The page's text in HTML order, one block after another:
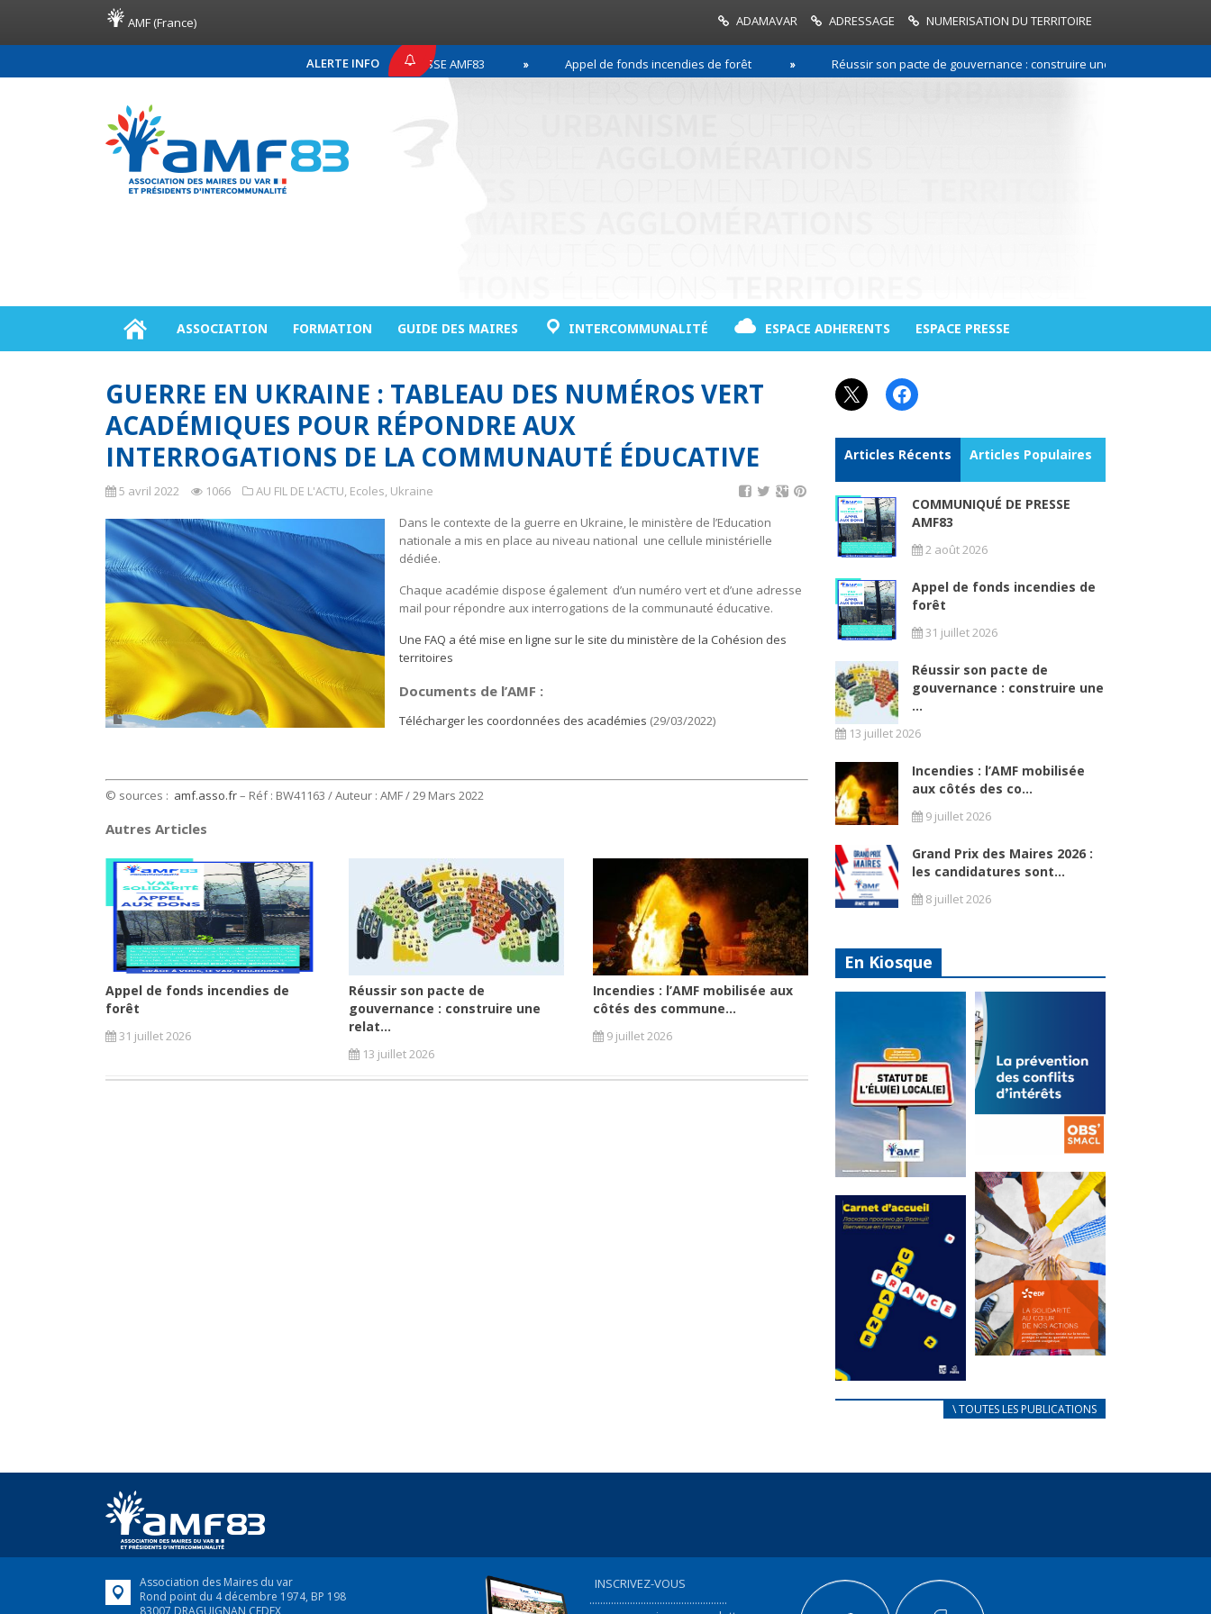
AMF (France) ADAMAVAR ADRESSAGE NUMERISATION DU TERRITOIRE
ALERTE INFO
COMMUNIQUÉ DE PRESSE AMF83 Appel de fonds incendies de forêt Réussir son pacte de gouvernance : construire une relation de
ASSOCIATION FORMATION GUIDE DES MAIRES INTERCOMMUNALITÉ ESPACE ADHERENTS ESPACE PRESSE
GUERRE EN UKRAINE : TABLEAU DES NUMÉROS VERT
ACADÉMIQUES POUR RÉPONDRE AUX
INTERROGATIONS DE LA COMMUNAUTÉ ÉDUCATIVE
5 avril 2022 1066 AU FIL DE L'ACTU, Ecoles, Ukraine
Dans le contexte de la guerre en Ukraine, le ministère de l’Education
nationale a mis en place au niveau national une cellule ministérielle
dédiée.
Chaque académie dispose également d’un numéro vert et d’une adresse
mail pour répondre aux interrogations de la communauté éducative.
Une FAQ a été mise en ligne sur le site du ministère de la Cohésion des
territoires
Documents de l’AMF :
Télécharger les coordonnées des académies (29/03/2022)
© sources : amf.asso.fr– Réf : BW41163 / Auteur : AMF / 29 Mars 2022
Autres Articles
Appel de fonds incendies de
forêt
31 juillet 2026
Réussir son pacte de
gouvernance : construire une
relat...
13 juillet 2026
Incendies : l’AMF mobilisée aux
côtés des commune...
9 juillet 2026
X Facebook
Articles Récents Articles Populaires
COMMUNIQUÉ DE PRESSE
AMF83
2 août 2026
Appel de fonds incendies de
forêt
31 juillet 2026
Réussir son pacte de
gouvernance : construire une
...
13 juillet 2026
Incendies : l’AMF mobilisée
aux côtés des co...
9 juillet 2026
Grand Prix des Maires 2026 :
les candidatures sont...
8 juillet 2026
En Kiosque
Statut de
l’élu local
Mise à jour avril
2024
FEUILLETER
La
prévention
des conflits
d’intérêts
18 septembre 2023
FEUILLETER
au coeur de
nos actions
en France,...
FEUILLETER
\ TOUTES LES PUBLICATIONS
Association des Maires du var
Rond point du 4 décembre 1974, BP 198
83007 DRAGUIGNAN CEDEX
INSCRIVEZ-VOUS
...................................................